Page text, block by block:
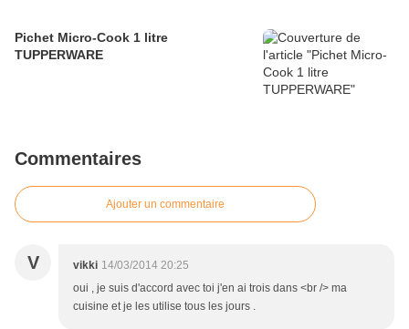
Pichet Micro-Cook 1 litre
TUPPERWARE
Commentaires
Ajouter un commentaire
V vikki 14/03/2014 20:25
oui , je suis d'accord avec toi j'en ai trois dans <br /> ma
cuisine et je les utilise tous les jours .